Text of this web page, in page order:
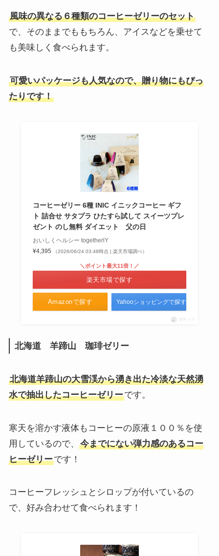
風味の異なる６種類のコーヒーゼリーのセット
で、そのままでももちろん、アイスなどを乗せて
も美味しく食べられます。
可愛いパッケージも人気なので、贈り物にもぴっ
たりです！
コーヒーゼリー 6種 INIC イニックコーヒー ギフ
ト 詰合せ サタプラ ひたすら試して スイーツプレ
ゼント のし無料 ダイエット 父の日
おいしくヘルシー togetherlY
¥4,395
（2026/06/24 03:48時点 | 楽天市場調べ）
Amazonで探す
＼ポイント最大11倍！／
楽天市場で探す
Yahooショッピングで探す
ポチップ
北海道 羊蹄山 珈琲ゼリー
北海道羊蹄山の大雪渓から湧き出た冷淡な天然湧
水で抽出したコーヒーゼリーです。
寒天を溶かす液体もコーヒーの原液１００％を使
用しているので、 今までにない弾力感のあるコー
ヒーゼリーです！
コーヒーフレッシュとシロップが付いているの
で、好み合わせて食べられます！